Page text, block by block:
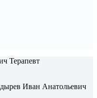
Иван Анатольевич